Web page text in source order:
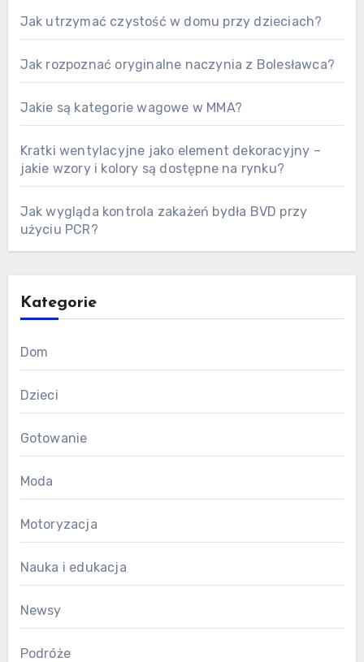
Jak utrzymać czystość w domu przy dzieciach?
Jak rozpoznać oryginalne naczynia z Bolesławca?
Jakie są kategorie wagowe w MMA?
Kratki wentylacyjne jako element dekoracyjny –
jakie wzory i kolory są dostępne na rynku?
Jak wygląda kontrola zakażeń bydła BVD przy
użyciu PCR?
Kategorie
Dom
Dzieci
Gotowanie
Moda
Motoryzacja
Nauka i edukacja
Newsy
Podróże